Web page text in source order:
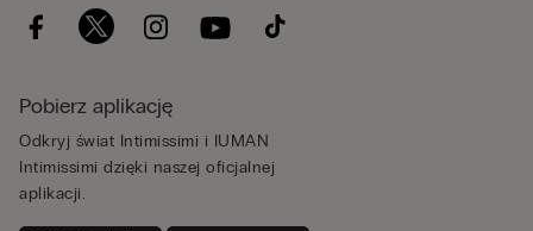
Pobierz aplikację
Odkryj świat Intimissimi i IUMAN
Intimissimi dzięki naszej oficjalnej
aplikacji.